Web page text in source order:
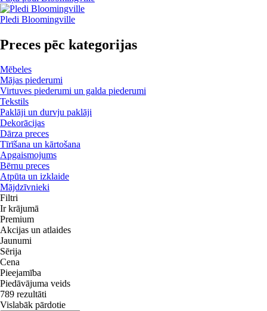
Pledi Bloomingville
Preces pēc kategorijas
Mēbeles
Mājas piederumi
Virtuves piederumi un galda piederumi
Tekstils
Paklāji un durvju paklāji
Dekorācijas
Dārza preces
Tīrīšana un kārtošana
Apgaismojums
Bērnu preces
Atpūta un izklaide
Mājdzīvnieki
Filtri
Ir krājumā
Premium
Akcijas un atlaides
Jaunumi
Sērija
Cena
Pieejamība
Piedāvājuma veids
789 rezultāti
Vislabāk pārdotie